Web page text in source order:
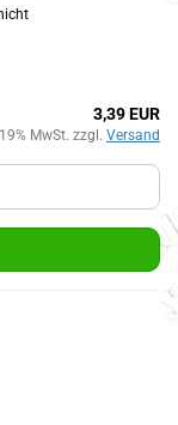
3,39 EUR
MwSt. zzgl. Versand